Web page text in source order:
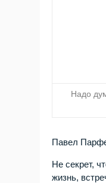
Надо
Павел
Не секрет,
жизнь,